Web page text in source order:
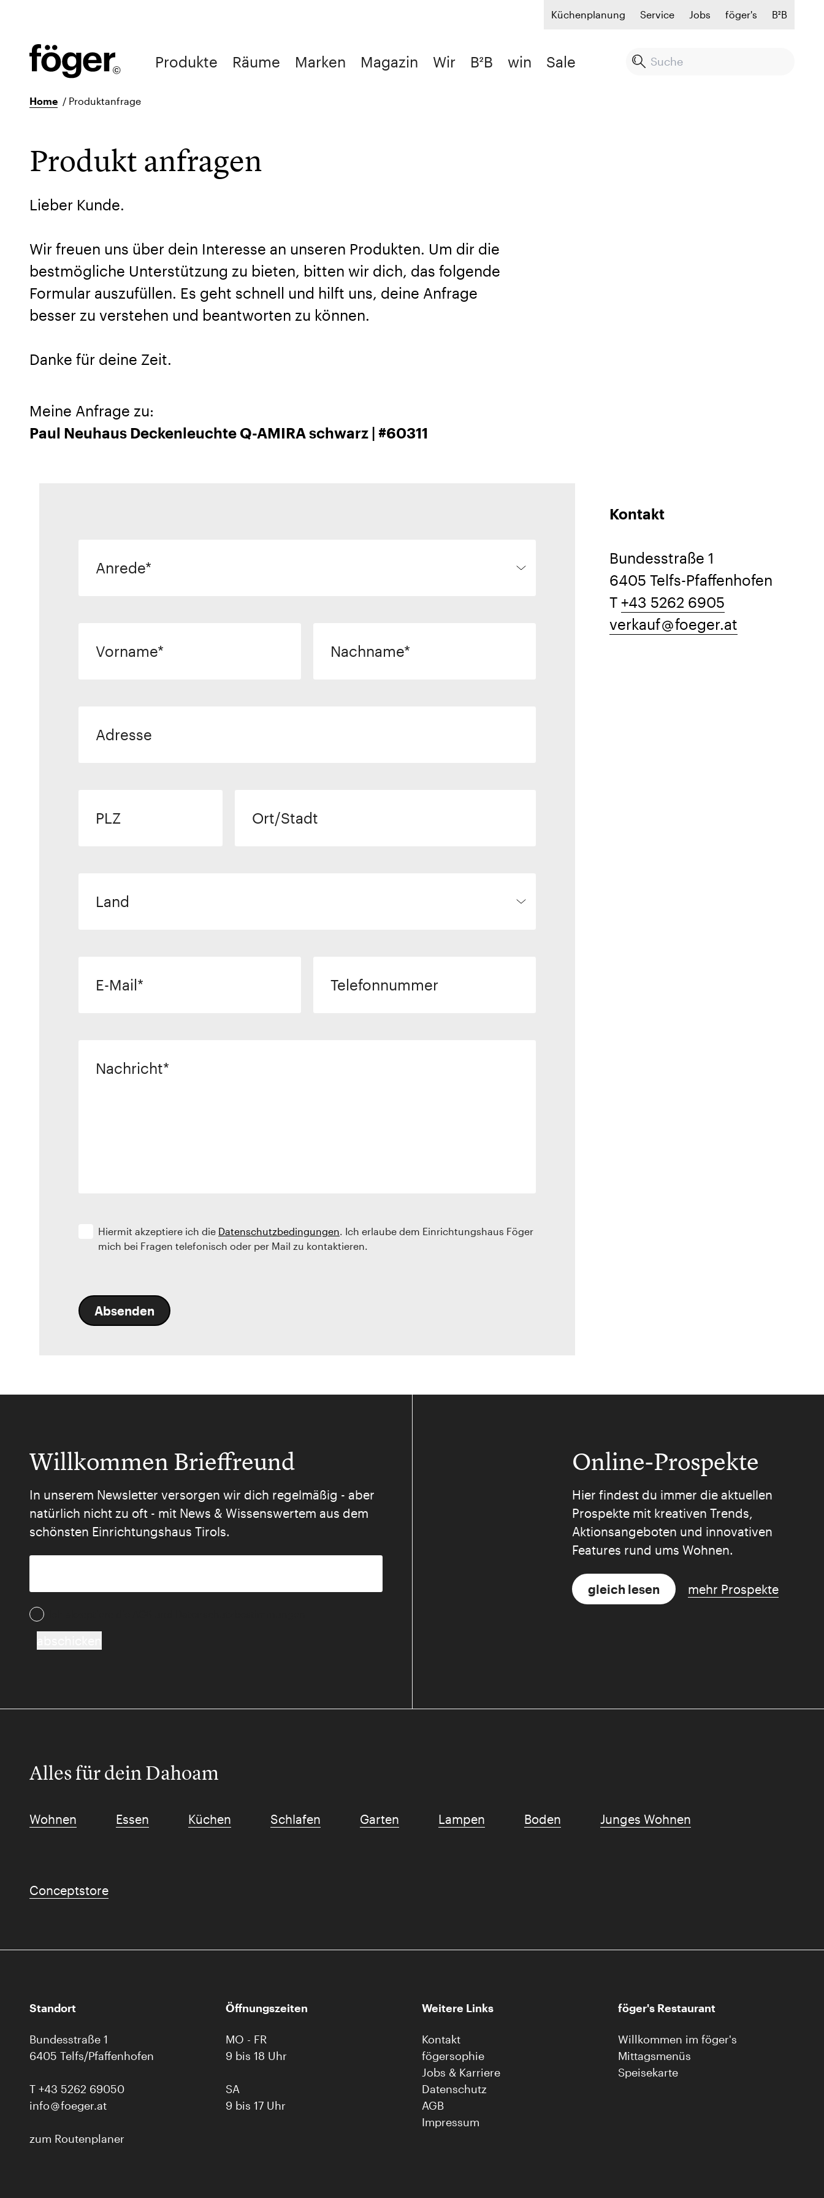
Küchenplanung Service Jobs föger's B²B
Produkte Räume Marken Magazin Wir B²B win Sale
Home / Produktanfrage
Produkt anfragen
Lieber Kunde.
Wir freuen uns über dein Interesse an unseren Produkten. Um dir die
bestmögliche Unterstützung zu bieten, bitten wir dich, das folgende
Formular auszufüllen. Es geht schnell und hilft uns, deine Anfrage
besser zu verstehen und beantworten zu können.
Danke für deine Zeit.
Meine Anfrage zu:
Paul Neuhaus Deckenleuchte Q-AMIRA schwarz | #60311
Anrede
Vorname Nachname
Adresse
PLZ Ort/Stadt
Land
E-Mail Telefonnummer
Nachricht
Hiermit akzeptiere ich die Datenschutzbedingungen. Ich erlaube dem Einrichtungshaus Föger
mich bei Fragen telefonisch oder per Mail zu kontaktieren.
Absenden
Kontakt
Bundesstraße 1
6405 Telfs-Pfaffenhofen
T +43 5262 6905
verkauf
foeger.at
Willkommen Brieffreund
In unserem Newsletter versorgen wir dich regelmäßig - aber
natürlich nicht zu oft - mit News & Wissenswertem aus dem
schönsten Einrichtungshaus Tirols.
Online-Prospekte
Hier findest du immer die aktuellen
Prospekte mit kreativen Trends,
Aktionsangeboten und innovativen
Features rund ums Wohnen.
gleich lesen mehr Prospekte
Alles für dein Dahoam
Wohnen Essen Küchen Schlafen Garten Lampen Boden Junges Wohnen
Conceptstore
Standort
Bundesstraße 1
6405 Telfs/Pfaffenhofen
T +43 5262 69050
info
foeger.at
zum Routenplaner
Öffnungszeiten
MO - FR
9 bis 18 Uhr
SA
9 bis 17 Uhr
Weitere Links
Kontakt
fögersophie
Jobs & Karriere
Datenschutz
AGB
Impressum
föger's Restaurant
Willkommen im föger's
Mittagsmenüs
Speisekarte